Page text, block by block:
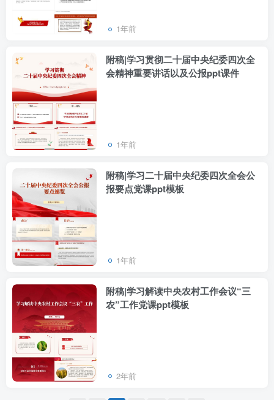
1年前
附稿|学习贯彻二十届中央纪委四次全
会精神重要讲话以及公报ppt课件
1年前
附稿|学习二十届中央纪委四次全会公
报要点党课ppt模板
1年前
附稿|学习解读中央农村工作会议“三
农”工作党课ppt模板
2年前